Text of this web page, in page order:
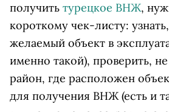
получить турецкое ВНЖ,
короткому чек-листу:
желаемый объект в
именно такой), проверить,
район, где расположен
для получения ВНЖ (есть и